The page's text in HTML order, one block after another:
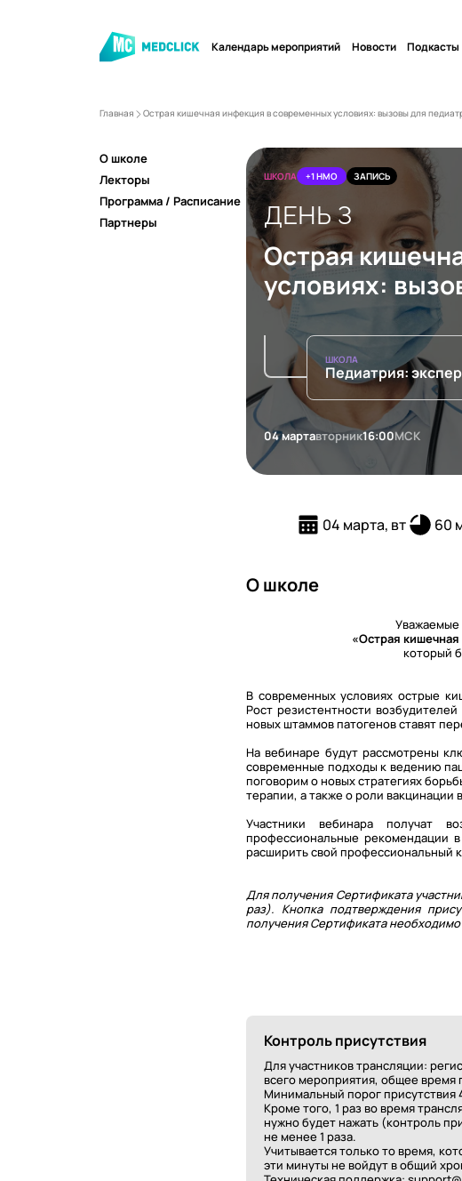
Календарь мероприятий Новости Подкасты
Главная Острая кишечная инфекция в современных условиях: вызовы для
О школе
Лекторы
Программа / Расписание
Партнеры
ШКОЛА +1 НМО ЗАПИСЬ
ДЕНЬ 3
Острая
условиях:
ШКОЛА
Педиатрия:
04 мартавторник16:00МСК
04 марта, вт 60
О школе
Уважаемые
«Острая
который
В современных условиях острые
Рост резистентности
новых штаммов патогенов ставят
На вебинаре будут рассмотрены
современные подходы к ведению
поговорим о новых стратегиях
терапии, а также о роли
Участники вебинара получат
профессиональные рекомендации
расширить свой профессиональный
Для получения Сертификата
раз). Кнопка подтверждения
получения Сертификата
Контроль присутствия
Для участников трансляции:
всего мероприятия, общее время
Минимальный порог присутствия
Кроме того, 1 раз во время
нужно будет нажать (контроль
не менее 1 раза.
Учитывается только то время,
эти минуты не войдут в общий